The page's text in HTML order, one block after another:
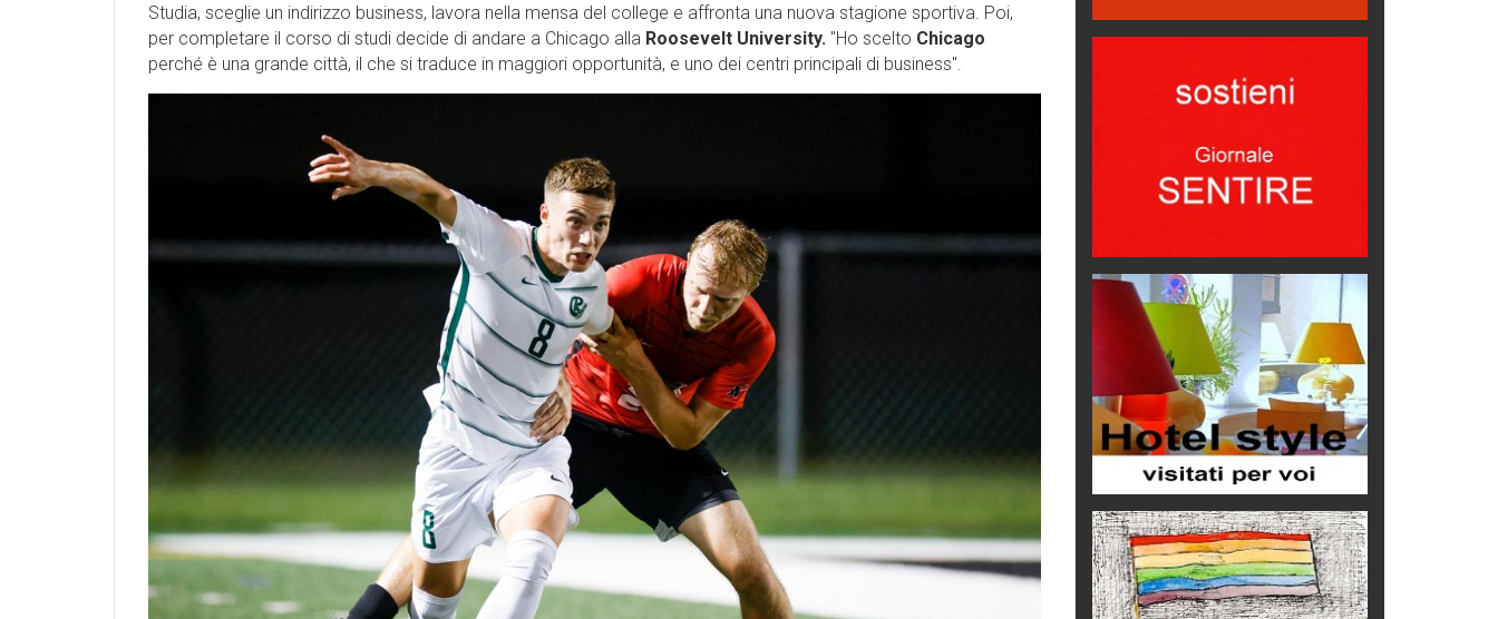
Studia, sceglie un indirizzo business, lavora nella mensa del college e affronta una nuova stagione sportiva. Poi,
per completare il corso di studi decide di andare a Chicago alla Roosevelt University. ''Ho scelto Chicago
perché è una grande città, il che si traduce in maggiori opportunità, e uno dei centri principali di business''.
Proteggersi, sempre
Le nostre recensioni
Teodorico, sovrano illuminato
1500 anni dalla morte
Seconde case cambiano le scelte
degli italiani
Trend
Trentodoc Festival, bollicine di
montagna
eventi
Grecia, le donne di Olympos
Viaggi
Ecco come salvare il viaggio